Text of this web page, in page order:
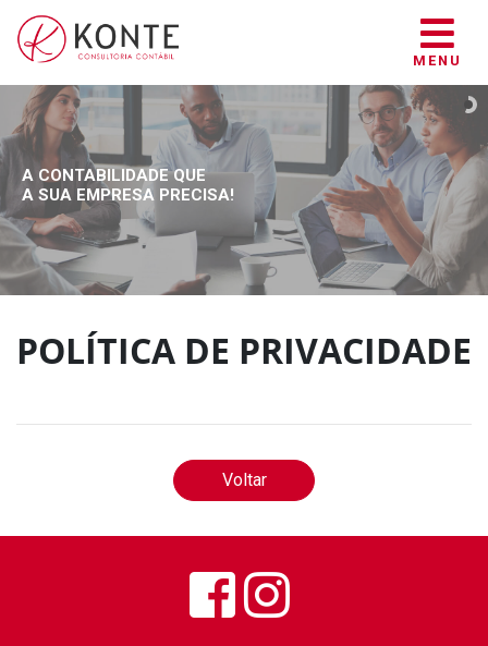
MENU
A CONTABILIDADE QUE
A SUA EMPRESA PRECISA!
POLÍTICA DE PRIVACIDADE
Voltar